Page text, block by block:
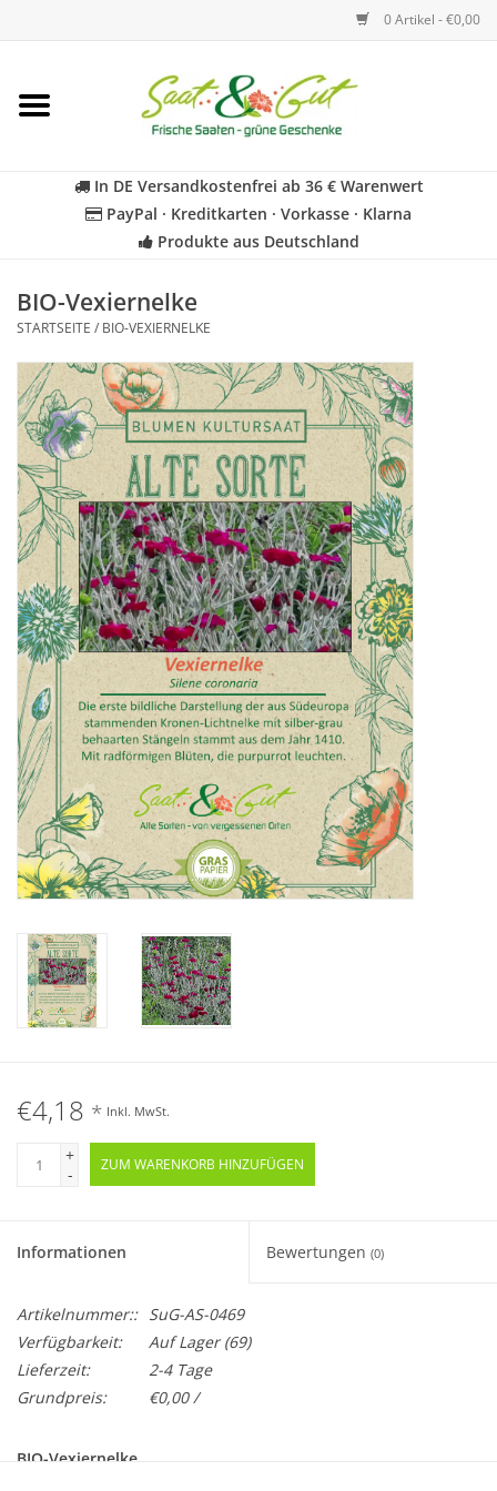
0 Artikel - €0,00
Startseite
Kräuter
Für Kinder
Geschenkideen
Katalog
In DE Versandkostenfrei ab 36 € Warenwert
PayPal · Kreditkarten · Vorkasse · Klarna
Produkte aus Deutschland
BIO-Vexiernelke
STARTSEITE / BIO-VEXIERNELKE
€4,18 * Inkl. MwSt.
+
-
ZUM WARENKORB HINZUFÜGEN
Informationen Bewertungen (0)
Artikelnummer:: SuG-AS-0469
Verfügbarkeit:
Auf Lager(69)
Lieferzeit:
2-4 Tage
Grundpreis:
€0,00 /
BIO-Vexiernelke